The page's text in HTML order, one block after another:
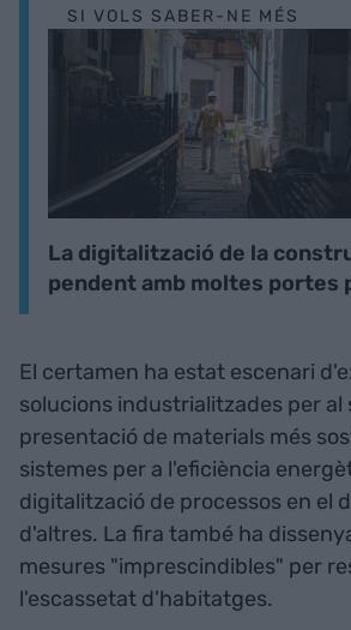
SI VOLS SABER-NE MÉS
La digitalització de la
pendent amb moltes portes
El certamen ha estat escenari
solucions industrialitzades per al
presentació de materials més
sistemes per a l'eficiència
digitalització de processos en el
d'altres. La fira també ha
mesures "imprescindibles" per
l'escassetat d'habitatges.